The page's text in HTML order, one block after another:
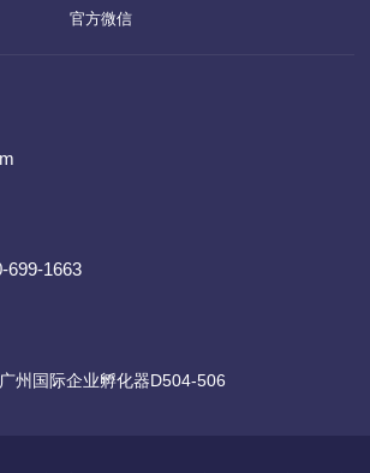
官方微信
699-1663
州国际企业孵化器D504-506